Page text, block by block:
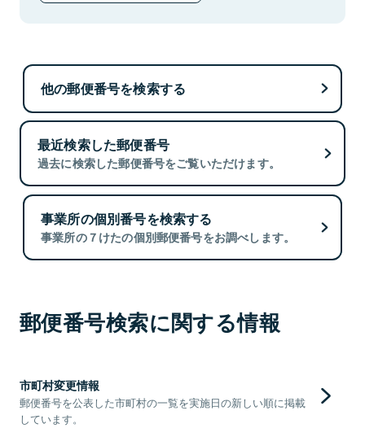
他の郵便番号を検索する
最近検索した郵便番号
過去に検索した郵便番号をご覧いただけます。
事業所の個別番号を検索する
事業所の７けたの個別郵便番号をお調べします。
郵便番号検索に関する情報
市町村変更情報
郵便番号を公表した市町村の一覧を実施日の新しい順に掲載
しています。